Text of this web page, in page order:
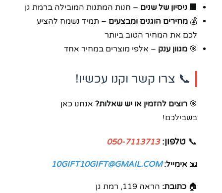
🏢 ניסיון של שנים – חנות המתנות המובילה ברמת גן
💰 מחירים הוגנים ומבצעים – תמיד נשמח להציע
לכם את המחיר הטוב ביותר
🎯 מגוון ענק – אלפי מוצרים במחיר אחד
📞 צרו קשר וקנו עכשיו!
🎯 רוצים להזמין או יש שאלות? אנחנו כאן
בשבילכם!
📞 טלפון: 050-7113713
📧 אימייל: 10GIFT10GIFT@GMAIL.COM
🏠 כתובת: הראה 119, רמת גן